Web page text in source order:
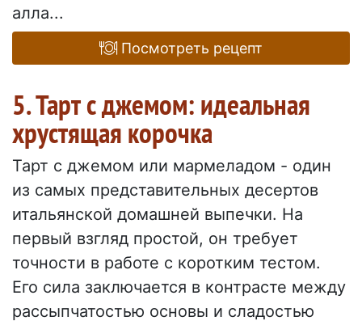
алла...
Посмотреть рецепт
5. Тарт с джемом: идеальная
хрустящая корочка
Тарт с джемом или мармеладом - один
из самых представительных десертов
итальянской домашней выпечки. На
первый взгляд простой, он требует
точности в работе с коротким тестом.
Его сила заключается в контрасте между
рассыпчатостью основы и сладостью